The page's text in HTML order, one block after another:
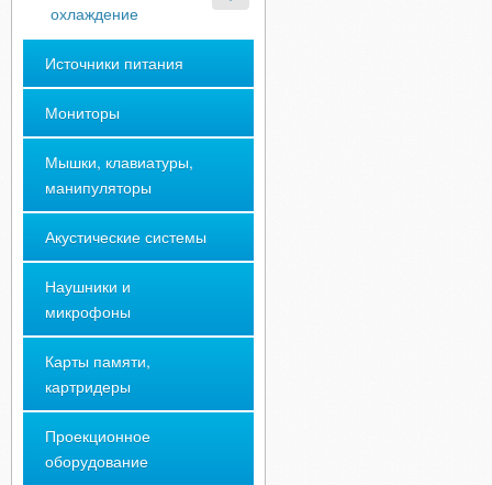
охлаждение
Источники питания
Мониторы
Мышки, клавиатуры,
манипуляторы
Акустические системы
Наушники и
микрофоны
Карты памяти,
картридеры
Проекционное
оборудование